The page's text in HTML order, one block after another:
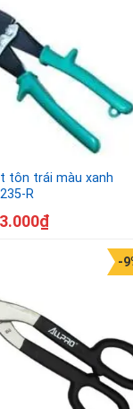
tôn trái màu xanh
R
₫
-